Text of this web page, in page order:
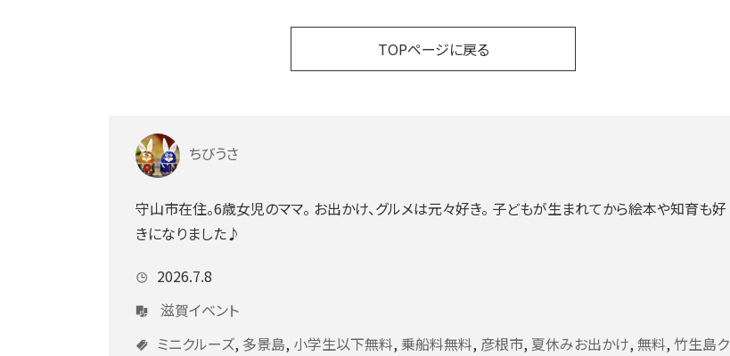
TOPページに戻る
ちびうさ
守山市在住。6歳女児のママ。 お出かけ、グルメは元々好き。 子どもが生まれてから絵本や知育も好
きになりました♪
2026.7.8
滋賀イベント
ミニクルーズ, 多景島, 小学生以下無料, 乗船料無料, 彦根市, 夏休みお出かけ, 無料, 竹生島ク